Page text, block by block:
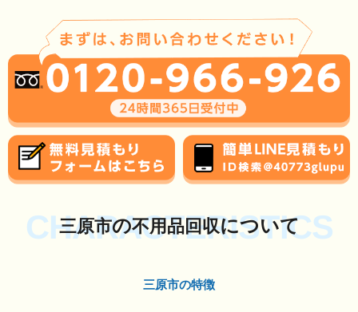
CHARACTERISTICS
三原市の不用品回収について
三原市の特徴